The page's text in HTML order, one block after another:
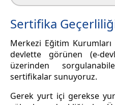
Sertifika
Merkezi Eğitim
devlette görünen (e-
üzerinden
sertifikalar sunuyoruz.
Gerek yurt içi gerekse yurt